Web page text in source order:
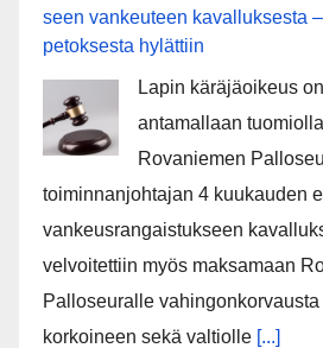
seen van­keu­teen ka­val­luk­ses­ta
pe­tok­ses­ta hy­lät­tiin
Lapin käräjäoikeus
antamallaan
Rovaniemen
toiminnanjohtajan 4 kuukauden
vankeusrangaistukseen
velvoitettiin myös maksamaan
Palloseuralle
korkoineen sekä valtiolle [...]